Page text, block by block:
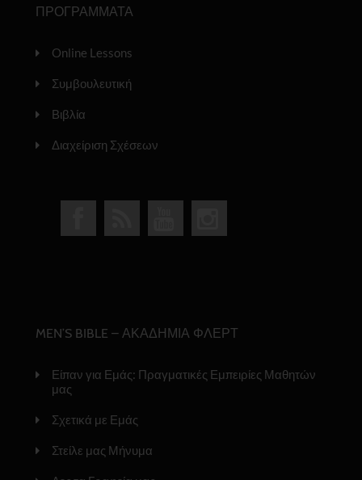
ΠΡΟΓΡΑΜΜΑΤΑ
Online Lessons
Συμβουλευτική
Βιβλία
Διαχείριση Σχέσεων
MEN’S BIBLE – ΑΚΑΔΗΜΙΑ ΦΛΕΡΤ
Είπαν για Εμάς: Πραγματικές Εμπειρίες Μαθητών
μας
Σχετικά με Εμάς
Στείλε μας Μήνυμα